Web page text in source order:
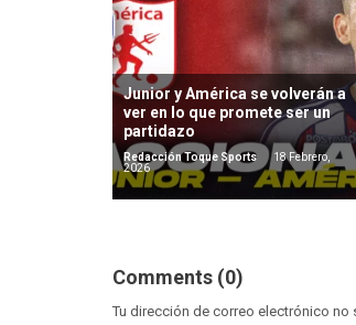
Junior y América se volverán a
ver en lo que promete ser un
partidazo
Redacción Toque Sports
18 Febrero,
2026
Comments (0)
Tu dirección de correo electrónico no